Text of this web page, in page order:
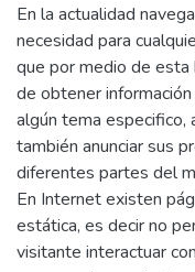
En la actualidad
necesidad para
que por medio de
de obtener
algún tema especifico,
también anunciar sus
diferentes partes del
En Internet existen
estática, es decir no
visitante interactuar